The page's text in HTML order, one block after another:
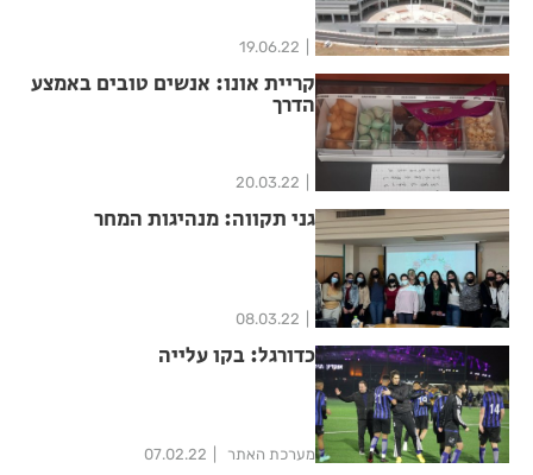
19.06.22
קריית אונו: אנשים טובים באמצע
הדרך
20.03.22
גני תקווה: מנהיגות המחר
08.03.22
כדורגל: בקו עלייה
מערכת האתר 07.02.22